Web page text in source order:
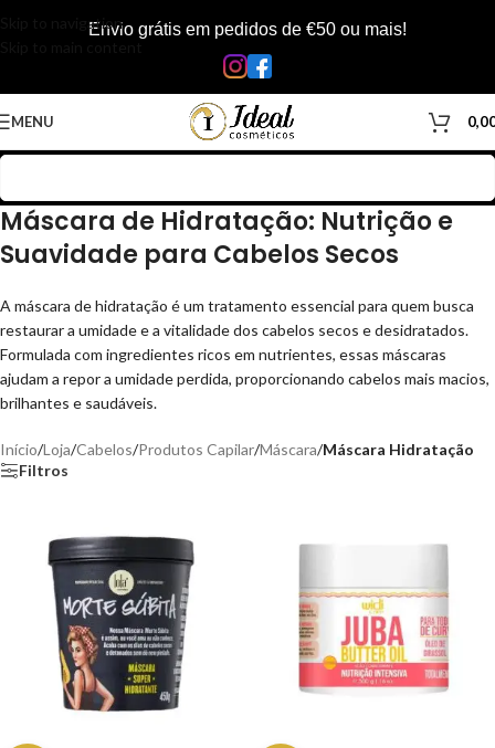
Skip to navigationEnvio grátis em pedidos de €50 ou mais!
MENU
Máscara de Hidratação: Nutrição e
Suavidade para Cabelos Secos
A máscara de hidratação é um tratamento essencial para quem busca
restaurar a umidade e a vitalidade dos cabelos secos e desidratados.
Formulada com ingredientes ricos em nutrientes, essas máscaras
ajudam a repor a umidade perdida, proporcionando cabelos mais macios,
brilhantes e saudáveis.
Início/Loja/Cabelos/Produtos Capilar/Máscara/Máscara Hidratação
Filtros